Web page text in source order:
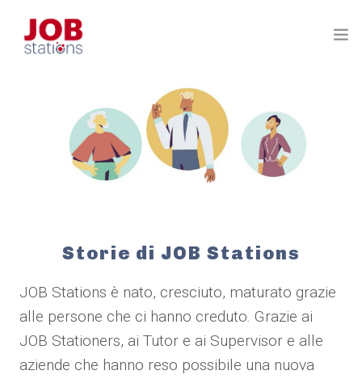
L’ECOSISTEMA
PERCHÉ FUNZIONA
CONTATTACI
FAQ E RISORSE
Storie di JOB Stations
JOB Stations è nato, cresciuto, maturato grazie
alle persone che ci hanno creduto. Grazie ai
JOB Stationers, ai Tutor e ai Supervisor e alle
aziende che hanno reso possibile una nuova